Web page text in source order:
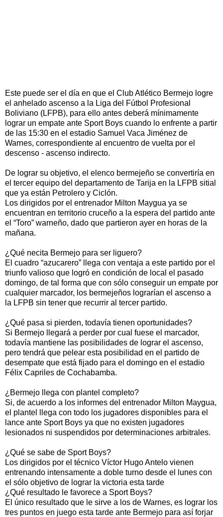
Este puede ser el día en que el Club Atlético Bermejo logre
el anhelado ascenso a la Liga del Fútbol Profesional
Boliviano (LFPB), para ello antes deberá mínimamente
lograr un empate ante Sport Boys cuando lo enfrente a partir
de las 15:30 en el estadio Samuel Vaca Jiménez de
Warnes, correspondiente al encuentro de vuelta por el
descenso - ascenso indirecto.
De lograr su objetivo, el elenco bermejeño se convertiría en
el tercer equipo del departamento de Tarija en la LFPB sitial
que ya están Petrolero y Ciclón.
Los dirigidos por el entrenador Milton Maygua ya se
encuentran en territorio cruceño a la espera del partido ante
el “Toro” warneño, dado que partieron ayer en horas de la
mañana.
¿Qué necita Bermejo para ser liguero?
El cuadro “azucarero” llega con ventaja a este partido por el
triunfo valioso que logró en condición de local el pasado
domingo, de tal forma que con sólo conseguir un empate por
cualquier marcador, los bermejeños lograrían el ascenso a
la LFPB sin tener que recurrir al tercer partido.
¿Qué pasa si pierden, todavía tienen oportunidades?
Si Bermejo llegará a perder por cual fuese el marcador,
todavía mantiene las posibilidades de lograr el ascenso,
pero tendrá que pelear esta posibilidad en el partido de
desempate que está fijado para el domingo en el estadio
Félix Capriles de Cochabamba.
¿Bermejo llega con plantel completo?
Si, de acuerdo a los informes del entrenador Milton Maygua,
el plantel llega con todo los jugadores disponibles para el
lance ante Sport Boys ya que no existen jugadores
lesionados ni suspendidos por determinaciones arbitrales.
¿Qué se sabe de Sport Boys?
Los dirigidos por el técnico Víctor Hugo Antelo vienen
entrenando intensamente a doble turno desde el lunes con
el sólo objetivo de lograr la victoria esta tarde
¿Qué resultado le favorece a Sport Boys?
El único resultado que le sirve a los de Warnes, es lograr los
tres puntos en juego esta tarde ante Bermejo para así forjar